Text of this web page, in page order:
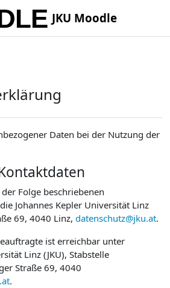
JKU Moodle
Daten bei der Nutzung der
Folge beschriebenen
Johannes Kepler Universität Linz
69, 4040 Linz, datenschutz@jku.at.
ist erreichbar unter
Linz (JKU), Stabstelle
Straße 69, 4040
.